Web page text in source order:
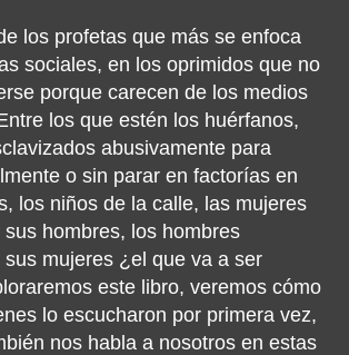
los profetas que más se enfoca
sociales, en los oprimidos que no
porque carecen de los medios
los que estén los huérfanos,
abusivamente para
o sin parar en factorías en
los niños de la calle, las mujeres
hombres, los hombres
mujeres ¿el que va a ser
este libro, veremos cómo
lo escucharon por primera vez,
nos habla a nosotros en estas